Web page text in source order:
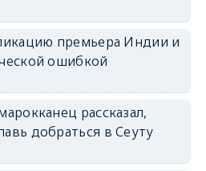
премьера Индии и
ошибкой
рассказал,
добраться в Сеуту